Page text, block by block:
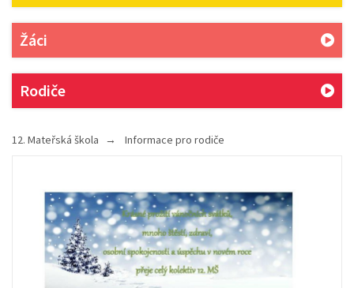
Žáci
Rodiče
12. Mateřská škola Informace pro rodiče